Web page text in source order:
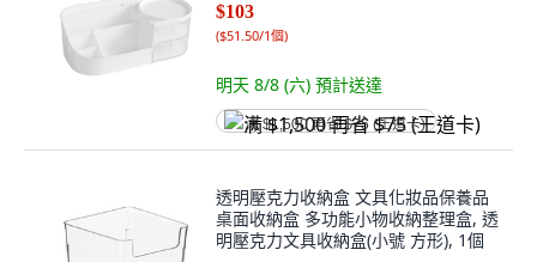
$103
($51.50/1個)
明天 8/8 (六) 預計送達
满 $1,500 再省 $75 (王道卡)
透明壓克力收納盒 文具化妝品保養品
桌面收納盒 多功能小物收納整理盒, 透
明壓克力文具收納盒(小號 方形), 1個